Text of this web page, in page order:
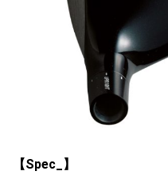
【Spec_】